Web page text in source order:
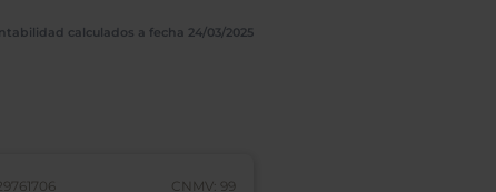
calculados a fecha 24/03/2025
CNMV: 99